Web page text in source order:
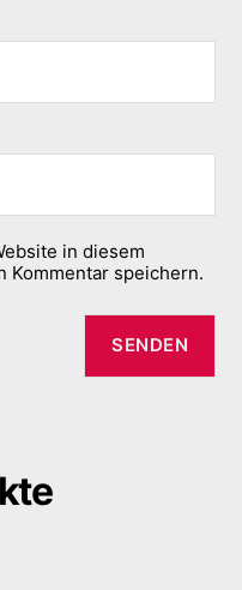
in diesem
Kommentar speichern.